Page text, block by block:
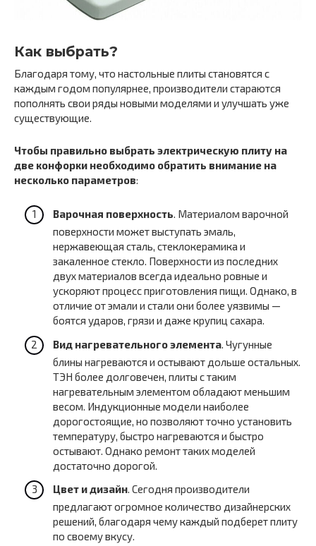
Как выбрать?
Благодаря тому, что настольные плиты становятся с
каждым годом популярнее, производители стараются
пополнять свои ряды новыми моделями и улучшать уже
существующие.
Чтобы правильно выбрать электрическую плиту на
две конфорки необходимо обратить внимание на
несколько параметров:
Варочная поверхность. Материалом варочной
поверхности может выступать эмаль,
нержавеющая сталь, стеклокерамика и
закаленное стекло. Поверхности из последних
двух материалов всегда идеально ровные и
ускоряют процесс приготовления пищи. Однако, в
отличие от эмали и стали они более уязвимы —
боятся ударов, грязи и даже крупиц сахара.
Вид нагревательного элемента. Чугунные
блины нагреваются и остывают дольше остальных.
ТЭН более долговечен, плиты с таким
нагревательным элементом обладают меньшим
весом. Индукционные модели наиболее
дорогостоящие, но позволяют точно установить
температуру, быстро нагреваются и быстро
остывают. Однако ремонт таких моделей
достаточно дорогой.
Цвет и дизайн. Сегодня производители
предлагают огромное количество дизайнерских
решений, благодаря чему каждый подберет плиту
по своему вкусу.